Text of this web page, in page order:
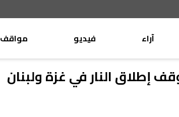
آراء
موقف
الأنباء
فيديو مواقف
وليد جنبلاط
تيمور جنبلاط
إطلاق النار في غزة ولبنان